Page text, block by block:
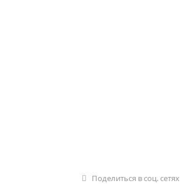
Поделиться в соц. сетях